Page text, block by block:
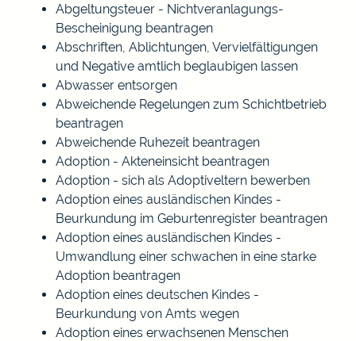
Abgeltungsteuer - Nichtveranlagungs-
Bescheinigung beantragen
Abschriften, Ablichtungen, Vervielfältigungen
und Negative amtlich beglaubigen lassen
Abwasser entsorgen
Abweichende Regelungen zum Schichtbetrieb
beantragen
Abweichende Ruhezeit beantragen
Adoption - Akteneinsicht beantragen
Adoption - sich als Adoptiveltern bewerben
Adoption eines ausländischen Kindes -
Beurkundung im Geburtenregister beantragen
Adoption eines ausländischen Kindes -
Umwandlung einer schwachen in eine starke
Adoption beantragen
Adoption eines deutschen Kindes -
Beurkundung von Amts wegen
Adoption eines erwachsenen Menschen